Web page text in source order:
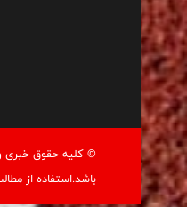
© کليه حقوق خبری
باشد.استفاده از